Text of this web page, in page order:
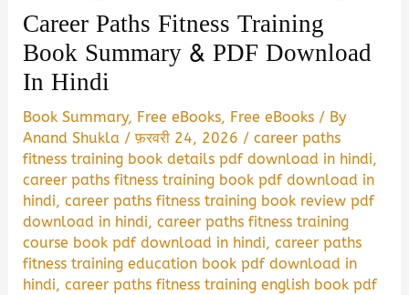
Career Paths Fitness Training
Book Summary & PDF Download
In Hindi
Book Summary, Free eBooks, Free eBooks / By
Anand Shukla /फ़रवरी 24, 2026 /career paths
fitness training book details pdf download in hindi,
career paths fitness training book pdf download in
hindi,career paths fitness training book review pdf
download in hindi,career paths fitness training
course book pdf download in hindi,career paths
fitness training education book pdf download in
hindi,career paths fitness training english book pdf